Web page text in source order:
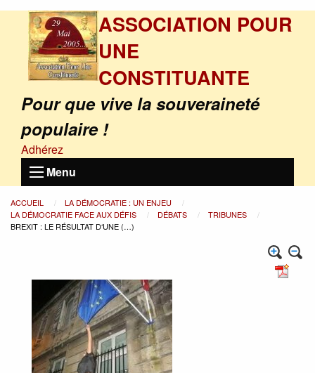
ASSOCIATION POUR
UNE
CONSTITUANTE
Pour que vive la souveraineté
populaire !
Adhérez
Menu
ACCUEIL
LA DÉMOCRATIE : UN ENJEU
LA DÉMOCRATIE FACE AUX DÉFIS
DÉBATS
TRIBUNES
BREXIT : LE RÉSULTAT D‘UNE (…)